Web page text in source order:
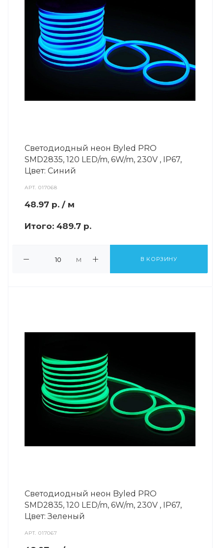
Светодиодный неон Byled PRO
SMD2835, 120 LED/m, 6W/m, 230V , IP67,
Цвет: Синий
АРТ.017068
48.97 р. / м
Итого: 489.7 р.
м В КОРЗИНУ
Светодиодный неон Byled PRO
SMD2835, 120 LED/m, 6W/m, 230V , IP67,
Цвет: Зеленый
АРТ.017067